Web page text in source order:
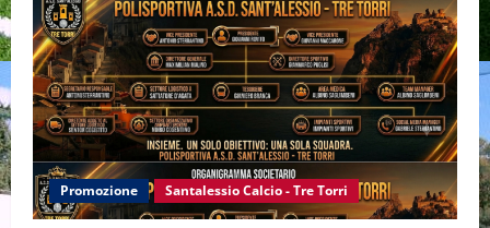
Promozione Santalessio Calcio - Tre Torri